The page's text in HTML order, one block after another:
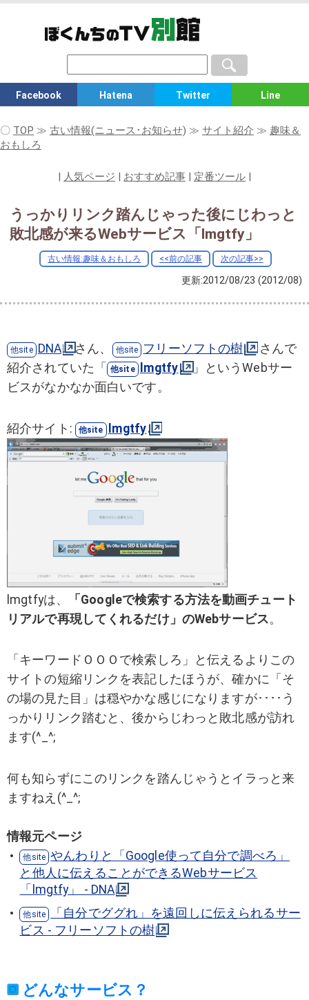
Facebook Hatena Twitter Line
〇 TOP ≫ 古い情報(ニュース･お知らせ) ≫ サイト紹介 ≫ 趣味＆
おもしろ
| 人気ページ | おすすめ記事 | 定番ツール |
うっかりリンク踏んじゃった後にじわっと
敗北感が来るWebサービス「lmgtfy」
古い情報:趣味＆おもしろ <<前の記事 次の記事>>
更新:2012/08/23 (2012/08)
DNA さん、 フリーソフトの樹
さんで
紹介されていた「
lmgtfy
」というWebサー
ビスがなかなか面白いです。
紹介サイト: lmgtfy
lmgtfyは、
「Googleで検索する方法を動画チュート
リアルで再現してくれるだけ」のWebサービス。
「キーワードＯＯＯで検索しろ」と伝えるよりこの
サイトの短縮リンクを表記したほうが、確かに「そ
の場の見た目」は穏やかな感じになりますが････う
っかりリンク踏むと、後からじわっと敗北感が訪れ
ます(^_^;
何も知らずにこのリンクを踏んじゃうとイラっと来
ますねえ(^_^;
情報元ページ
やんわりと「Google使って自分で調べろ」
と他人に伝えることができるWebサービス
「lmgtfy」 - DNA
「自分でググれ」を遠回しに伝えられるサー
ビス - フリーソフトの樹
どんなサービス？